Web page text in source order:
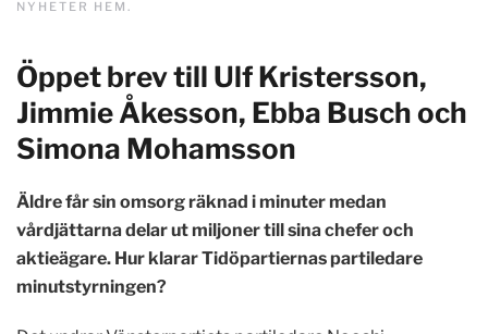
NYHETER HEM .
Öppet brev till Ulf Kristersson,
Jimmie Åkesson, Ebba Busch och
Simona Mohamsson
Äldre får sin omsorg räknad i minuter medan
vårdjättarna delar ut miljoner till sina chefer och
aktieägare. Hur klarar Tidöpartiernas partiledare
minutstyrningen?